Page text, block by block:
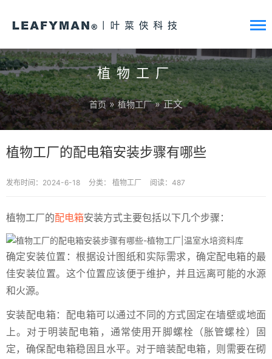
植物工厂
首页 »植物工厂» 正文
植物工厂的配电箱安装步骤有哪些
发布时间：2024-6-18 分类： 植物工厂 阅读：487
植物工厂的配电箱安装方式主要包括以下几个步骤：
确定安装位置：根据设计图纸和实际需求，确定配电箱的最
佳安装位置。这个位置应该便于维护，并且远离可能的水源
和火源。
安装配电箱：配电箱可以通过不同的方式固定在墙壁或地面
上。对于明装配电箱，通常使用开脚螺栓（胀管螺栓）固
定，确保配电箱稳固且水平。对于暗装配电箱，则需要在砌